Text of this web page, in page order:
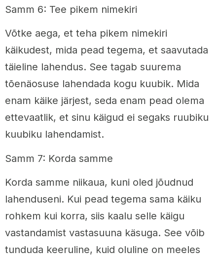
Samm 6: Tee pikem nimekiri
Võtke aega, et teha pikem nimekiri
käikudest, mida pead tegema, et saavutada
täieline lahendus. See tagab suurema
tõenäosuse lahendada kogu kuubik. Mida
enam käike järjest, seda enam pead olema
ettevaatlik, et sinu käigud ei segaks ruubiku
kuubiku lahendamist.
Samm 7: Korda samme
Korda samme niikaua, kuni oled jõudnud
lahenduseni. Kui pead tegema sama käiku
rohkem kui korra, siis kaalu selle käigu
vastandamist vastasuuna käsuga. See võib
tunduda keeruline, kuid oluline on meeles